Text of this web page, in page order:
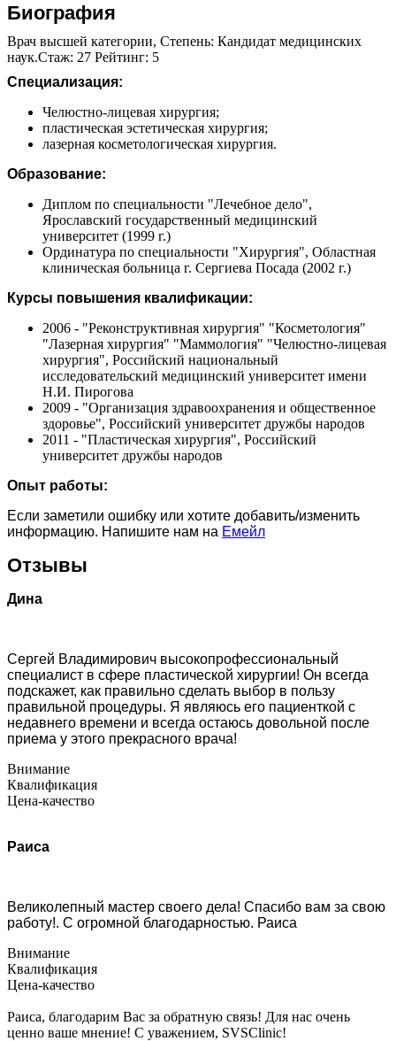
Биография
Врач высшей категории, Степень: Кандидат медицинских
наук.Стаж: 27 Рейтинг: 5
Специализация:
Челюстно-лицевая хирургия;
пластическая эстетическая хирургия;
лазерная косметологическая хирургия.
Образование:
Диплом по специальности "Лечебное дело",
Ярославский государственный медицинский
университет (1999 г.)
Ординатура по специальности "Хирургия", Областная
клиническая больница г. Сергиева Посада (2002 г.)
Курсы повышения квалификации:
2006 - "Реконструктивная хирургия" "Косметология"
"Лазерная хирургия" "Маммология" "Челюстно-лицевая
хирургия", Российский национальный
исследовательский медицинский университет имени
Н.И. Пирогова
2009 - "Организация здравоохранения и общественное
здоровье", Российский университет дружбы народов
2011 - "Пластическая хирургия", Российский
университет дружбы народов
Опыт работы:
Если заметили ошибку или хотите добавить/изменить
информацию. Напишите нам на Емейл
Отзывы
Дина
Сергей Владимирович высокопрофессиональный
специалист в сфере пластической хирургии! Он всегда
подскажет, как правильно сделать выбор в пользу
правильной процедуры. Я являюсь его пациенткой с
недавнего времени и всегда остаюсь довольной после
приема у этого прекрасного врача!
Внимание
Квалификация
Цена-качество
Раиса
Великолепный мастер своего дела! Спасибо вам за свою
работу!. С огромной благодарностью. Раиса
Внимание
Квалификация
Цена-качество
Раиса, благодарим Вас за обратную связь! Для нас очень
ценно ваше мнение! С уважением, SVSClinic!